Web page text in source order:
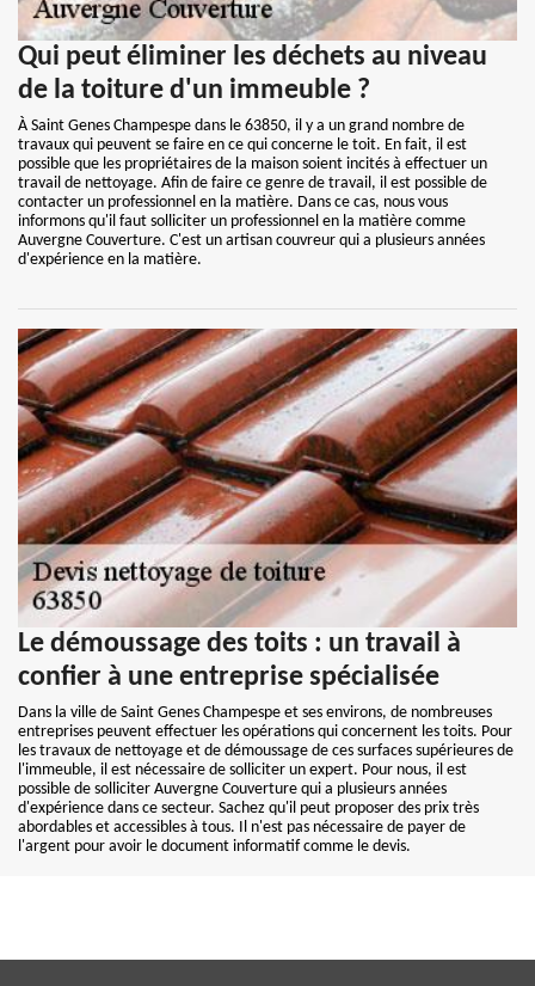
Qui peut éliminer les déchets au niveau
de la toiture d'un immeuble ?
À Saint Genes Champespe dans le 63850, il y a un grand nombre de
travaux qui peuvent se faire en ce qui concerne le toit. En fait, il est
possible que les propriétaires de la maison soient incités à effectuer un
travail de nettoyage. Afin de faire ce genre de travail, il est possible de
contacter un professionnel en la matière. Dans ce cas, nous vous
informons qu'il faut solliciter un professionnel en la matière comme
Auvergne Couverture. C'est un artisan couvreur qui a plusieurs années
d'expérience en la matière.
Le démoussage des toits : un travail à
confier à une entreprise spécialisée
Dans la ville de Saint Genes Champespe et ses environs, de nombreuses
entreprises peuvent effectuer les opérations qui concernent les toits. Pour
les travaux de nettoyage et de démoussage de ces surfaces supérieures de
l'immeuble, il est nécessaire de solliciter un expert. Pour nous, il est
possible de solliciter Auvergne Couverture qui a plusieurs années
d'expérience dans ce secteur. Sachez qu'il peut proposer des prix très
abordables et accessibles à tous. Il n'est pas nécessaire de payer de
l'argent pour avoir le document informatif comme le devis.